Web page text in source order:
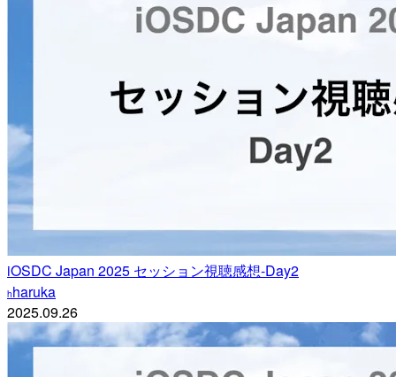
iOSDC Japan 2025 セッション視聴感想-Day2
hharuka
2025.09.26